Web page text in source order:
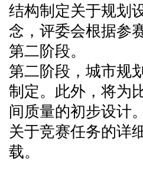
结构制定关于规划
念，评委会根据参
第二阶段。
第二阶段，城市规
制定。此外，将为
间质量的初步设计。
关于竞赛任务的详
载。